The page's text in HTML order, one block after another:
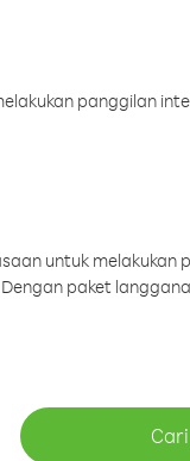
panggilan
untuk
paket